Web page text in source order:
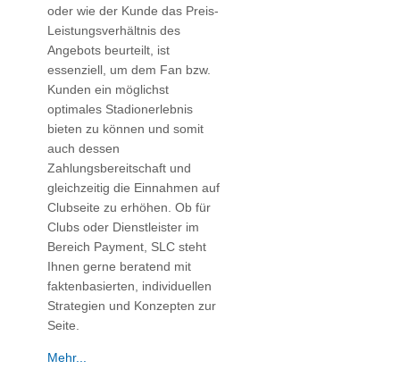
oder wie der Kunde das Preis-
Leistungsverhältnis des
Angebots beurteilt, ist
essenziell, um dem Fan bzw.
Kunden ein möglichst
optimales Stadionerlebnis
bieten zu können und somit
auch dessen
Zahlungsbereitschaft und
gleichzeitig die Einnahmen auf
Clubseite zu erhöhen. Ob für
Clubs oder Dienstleister im
Bereich Payment, SLC steht
Ihnen gerne beratend mit
faktenbasierten, individuellen
Strategien und Konzepten zur
Seite.
Mehr...